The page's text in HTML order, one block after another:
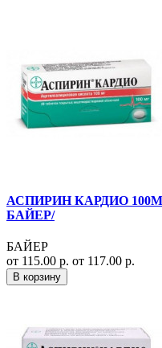
АСПИРИН КАРДИО
БАЙЕР/
БАЙЕР
от 115.00 р. от 117.00 р.
В корзину